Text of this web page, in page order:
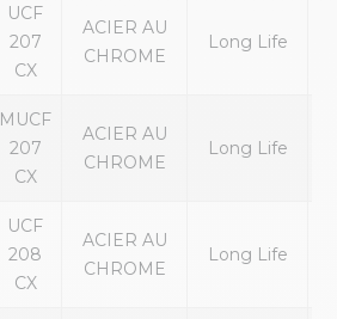
UCF
207
CX
ACIER AU
CHROME
Long Life
MUCF
207
CX
ACIER AU
CHROME
Long Life
UCF
208
CX
ACIER AU
CHROME
Long Life